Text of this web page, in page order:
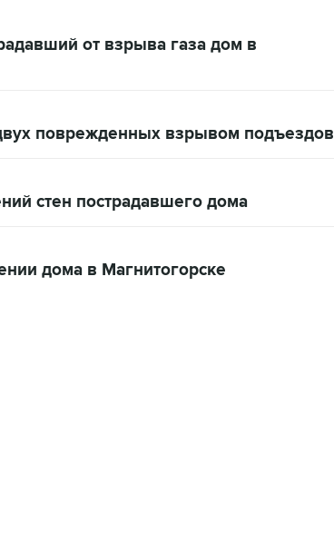
от взрыва газа дом в
поврежденных взрывом подъездов
стен пострадавшего дома
дома в Магнитогорске